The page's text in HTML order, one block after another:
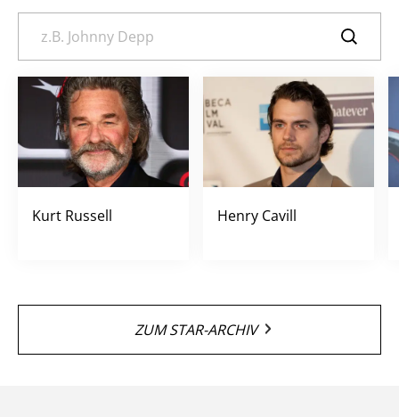
Kurt Russell Henry Cavill
ZUM STAR-ARCHIV